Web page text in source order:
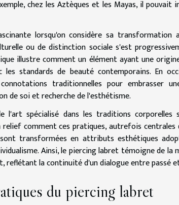
chez les Aztèques et les Mayas, il pouvait
lorsqu'on considère sa transformation
ou de distinction sociale s'est
illustre comment un élément ayant une
standards de beauté contemporains. En
traditionnelles pour embrasser
de soi et recherche de l'esthétisme.
l'art spécialisé dans les traditions corporelles
comment ces pratiques, autrefois centrales
transformées en attributs esthétiques
Ainsi, le piercing labret témoigne de la
reflétant la continuité d'un dialogue entre passé
du piercing labret